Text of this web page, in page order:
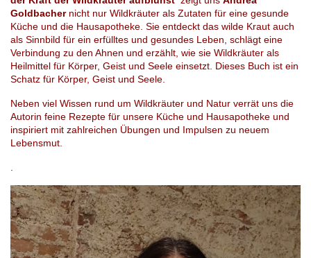
Goldbachernicht nur Wildkräuter als Zutaten für eine gesunde
Küche und die Hausapotheke. Sie entdeckt das wilde Kraut auch
als Sinnbild für ein erfülltes und gesundes Leben, schlägt eine
Verbindung zu den Ahnen und erzählt, wie sie Wildkräuter als
Heilmittel für Körper, Geist und Seele einsetzt. Dieses Buch ist ein
Schatz für Körper, Geist und Seele.
Neben viel Wissen rund um Wildkräuter und Natur verrät uns die
Autorin feine Rezepte für unsere Küche und Hausapotheke und
inspiriert mit zahlreichen Übungen und Impulsen zu neuem
Lebensmut.